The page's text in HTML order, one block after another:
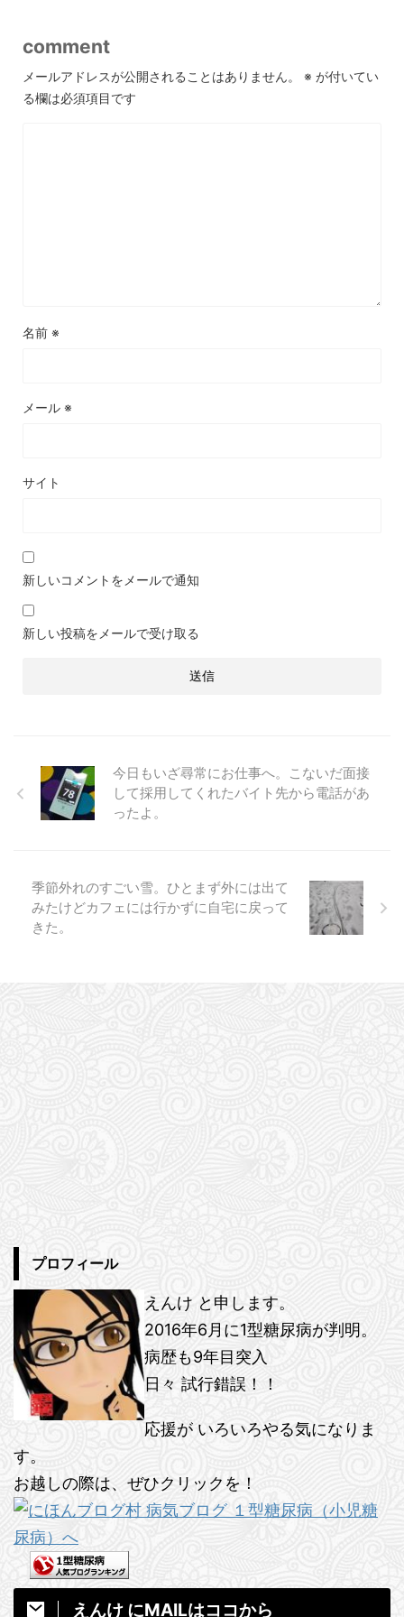
comment
メールアドレスが公開されることはありません。 ※ が付いてい
る欄は必須項目です
名前 ※
メール ※
サイト
新しいコメントをメールで通知
新しい投稿をメールで受け取る
今日もいざ尋常にお仕事へ。こないだ面接
して採用してくれたバイト先から電話があ
ったよ。
季節外れのすごい雪。ひとまず外には出て
みたけどカフェには行かずに自宅に戻って
きた。
プロフィール
えんけ と申します。
2016年6月に1型糖尿病が判明。
病歴も9年目突入
日々 試行錯誤！！
応援が いろいろやる気になりま
す。
お越しの際は、ぜひクリックを！
えんけ にMAILはココから